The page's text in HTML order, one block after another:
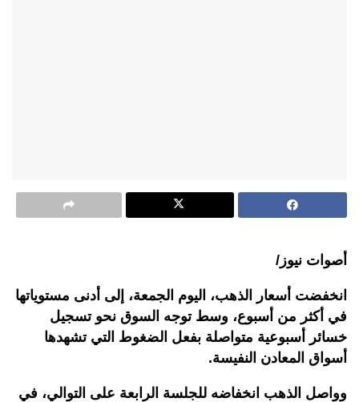
أصوات نيوز/
انخفضت أسعار الذهب، اليوم الجمعة، إلى أدنى مستوياتها
في أكثر من أسبوع، وسط توجه السوق نحو تسجيل
خسائر أسبوعية متواصلة بفعل الضغوط التي تشهدها
أسواق المعادن النفيسة.
وواصل الذهب انخفاضه للجلسة الرابعة على التوالي، في